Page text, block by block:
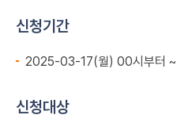
신청기간
2025-03-17(월) 00시부터
신청대상